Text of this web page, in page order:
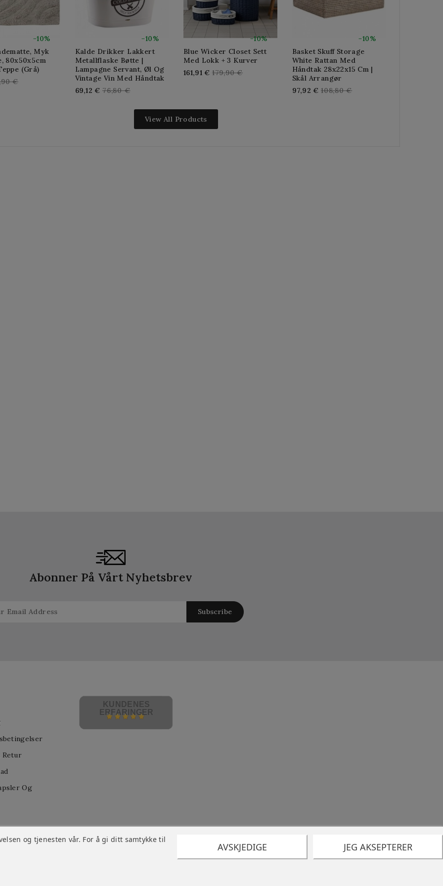
−10%
Myk
80x50x5cm
(grå)
€
−10%
Kalde Drikker Lakkert
Metallflaske Bøtte |
Lampagne Servant, Øl Og
Vintage Vin Med Håndtak
69,12 € Regular
76,80 €
−10%
Blue Wicker Closet Sett
Med Lokk + 3 Kurver
161,91 € Regular
179,90 €
−10%
Basket Skuff Storage
White Rattan Med
Håndtak 28x22x15 Cm |
Skål Arrangør
97,92 € Regular
108,80 €
View All Products
Abonner På Vårt Nyhetsbrev
Retur
Og
og tjenesten vår. For å gi ditt samtykke til
AVSKJEDIGE JEG AKSEPTERER
KUNDENES
ERFARINGER